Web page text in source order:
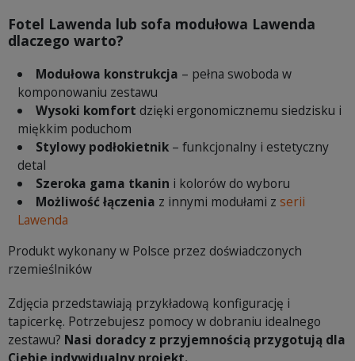
Fotel Lawenda lub sofa modułowa Lawenda
dlaczego warto?
Modułowa konstrukcja – pełna swoboda w
komponowaniu zestawu
Wysoki komfort dzięki ergonomicznemu siedzisku i
miękkim poduchom
Stylowy podłokietnik– funkcjonalny i estetyczny
detal
Szeroka gama tkanin i kolorów do wyboru
Możliwość łączenia z innymi modułami z serii
Lawenda
Produkt wykonany w Polsce przez doświadczonych
rzemieślników
Zdjęcia przedstawiają przykładową konfigurację i
tapicerkę. Potrzebujesz pomocy w dobraniu idealnego
zestawu? Nasi doradcy z przyjemnością przygotują dla
Ciebie indywidualny projekt.